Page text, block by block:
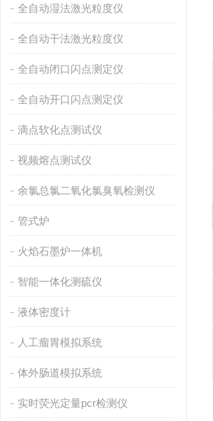
全自动湿法激光粒度仪
全自动干法激光粒度仪
全自动闭口闪点测定仪
全自动开口闪点测定仪
滴点软化点测试仪
视频熔点测试仪
余氯总氯二氧化氯臭氧检测仪
管式炉
火焰石墨炉一体机
智能一体化测硫仪
液体密度计
人工瘤胃模拟系统
体外肠道模拟系统
实时荧光定量pcr检测仪